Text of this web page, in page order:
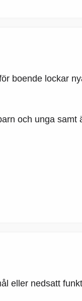
boende lockar
och unga samt
eller nedsatt